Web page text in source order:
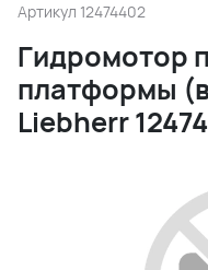
Артикул 12474402
Гидромотор
платформы
Liebherr